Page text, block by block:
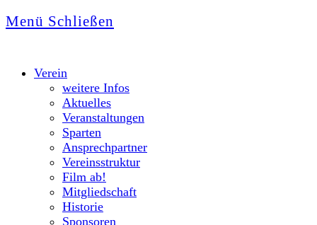
Menü Schließen
Verein
weitere Infos
Aktuelles
Veranstaltungen
Sparten
Ansprechpartner
Vereinsstruktur
Film ab!
Mitgliedschaft
Historie
Sponsoren